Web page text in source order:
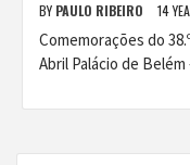
BY PAULO RIBEIRO 14
Comemorações do
Abril Palácio de Belém